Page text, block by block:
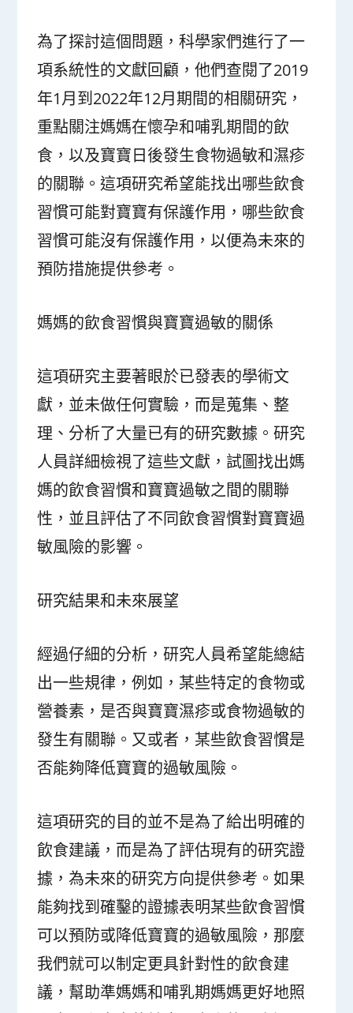
為了探討這個問題，科學家們進行了一
項系統性的文獻回顧，他們查閱了2019
年1月到2022年12月期間的相關研究，
重點關注媽媽在懷孕和哺乳期間的飲
食，以及寶寶日後發生食物過敏和濕疹
的關聯。這項研究希望能找出哪些飲食
習慣可能對寶寶有保護作用，哪些飲食
習慣可能沒有保護作用，以便為未來的
預防措施提供參考。
媽媽的飲食習慣與寶寶過敏的關係
這項研究主要著眼於已發表的學術文
獻，並未做任何實驗，而是蒐集、整
理、分析了大量已有的研究數據。研究
人員詳細檢視了這些文獻，試圖找出媽
媽的飲食習慣和寶寶過敏之間的關聯
性，並且評估了不同飲食習慣對寶寶過
敏風險的影響。
研究結果和未來展望
經過仔細的分析，研究人員希望能總結
出一些規律，例如，某些特定的食物或
營養素，是否與寶寶濕疹或食物過敏的
發生有關聯。又或者，某些飲食習慣是
否能夠降低寶寶的過敏風險。
這項研究的目的並不是為了給出明確的
飲食建議，而是為了評估現有的研究證
據，為未來的研究方向提供參考。如果
能夠找到確鑿的證據表明某些飲食習慣
可以預防或降低寶寶的過敏風險，那麼
我們就可以制定更具針對性的飲食建
議，幫助準媽媽和哺乳期媽媽更好地照